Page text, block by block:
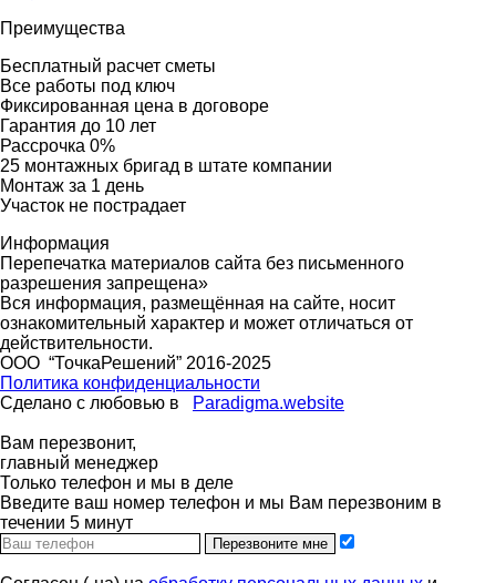
Преимущества
Бесплатный расчет сметы
Все работы под ключ
Фиксированная цена в договоре
Гарантия до 10 лет
Рассрочка 0%
25 монтажных бригад в штате компании
Монтаж за 1 день
Участок не пострадает
Информация
Перепечатка материалов сайта без письменного
разрешения запрещена»
Вся информация, размещённая на сайте, носит
ознакомительный характер и может отличаться от
действительности.
ООО “ТочкаРешений” 2016-2025
Политика конфиденциальности
Сделано с любовью в
Paradigma.website
Вам перезвонит,
главный менеджер
Только телефон и мы в деле
Введите ваш номер телефон и мы Вам перезвоним в
течении 5 минут
Перезвоните мне